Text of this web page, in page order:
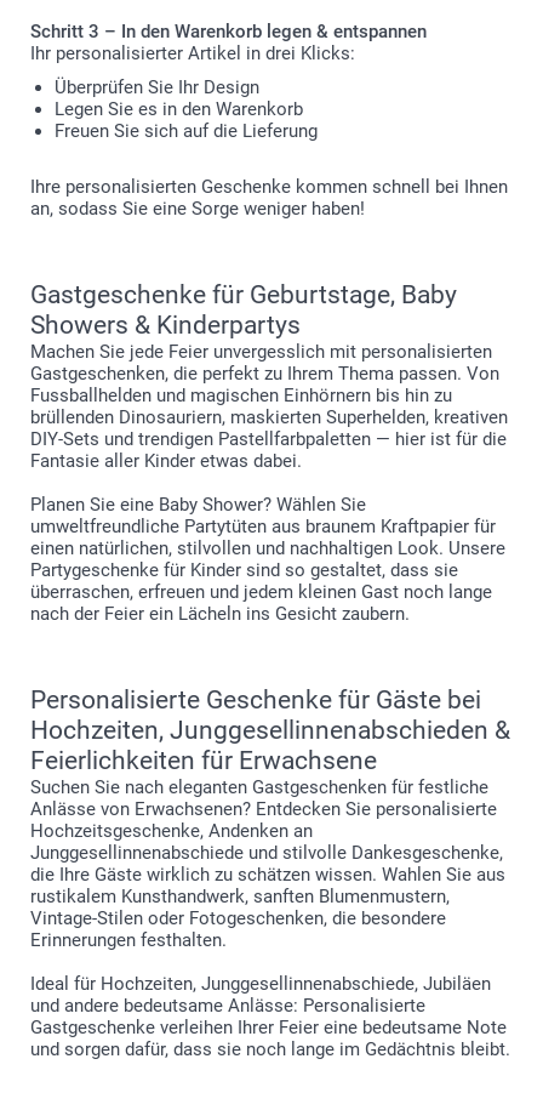
Schritt 3 – In den Warenkorb legen & entspannen
Ihr personalisierter Artikel in drei Klicks:
Überprüfen Sie Ihr Design
Legen Sie es in den Warenkorb
Freuen Sie sich auf die Lieferung
Ihre personalisierten Geschenke kommen schnell bei Ihnen
an, sodass Sie eine Sorge weniger haben!
Gastgeschenke für Geburtstage, Baby
Showers & Kinderpartys
Machen Sie jede Feier unvergesslich mit personalisierten
Gastgeschenken, die perfekt zu Ihrem Thema passen. Von
Fussballhelden und magischen Einhörnern bis hin zu
brüllenden Dinosauriern, maskierten Superhelden, kreativen
DIY-Sets und trendigen Pastellfarbpaletten — hier ist für die
Fantasie aller Kinder etwas dabei.
Planen Sie eine Baby Shower? Wählen Sie
umweltfreundliche Partytüten aus braunem Kraftpapier für
einen natürlichen, stilvollen und nachhaltigen Look. Unsere
Partygeschenke für Kinder sind so gestaltet, dass sie
überraschen, erfreuen und jedem kleinen Gast noch lange
nach der Feier ein Lächeln ins Gesicht zaubern.
Personalisierte Geschenke für Gäste bei
Hochzeiten, Junggesellinnenabschieden &
Feierlichkeiten für Erwachsene
Suchen Sie nach eleganten Gastgeschenken für festliche
Anlässe von Erwachsenen? Entdecken Sie personalisierte
Hochzeitsgeschenke, Andenken an
Junggesellinnenabschiede und stilvolle Dankesgeschenke,
die Ihre Gäste wirklich zu schätzen wissen. Wahlen Sie aus
rustikalem Kunsthandwerk, sanften Blumenmustern,
Vintage-Stilen oder Fotogeschenken, die besondere
Erinnerungen festhalten.
Ideal für Hochzeiten, Junggesellinnenabschiede, Jubiläen
und andere bedeutsame Anlässe: Personalisierte
Gastgeschenke verleihen Ihrer Feier eine bedeutsame Note
und sorgen dafür, dass sie noch lange im Gedächtnis bleibt.